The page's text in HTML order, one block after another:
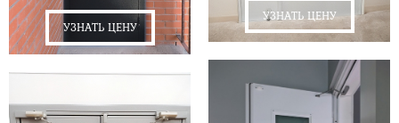
УЗНАТЬ ЦЕНУ
УЗНАТЬ ЦЕНУ